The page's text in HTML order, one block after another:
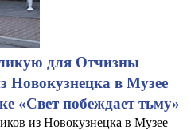
для Отчизны
Новокузнецка в Музее
«Свет побеждает тьму»
из Новокузнецка в Музее